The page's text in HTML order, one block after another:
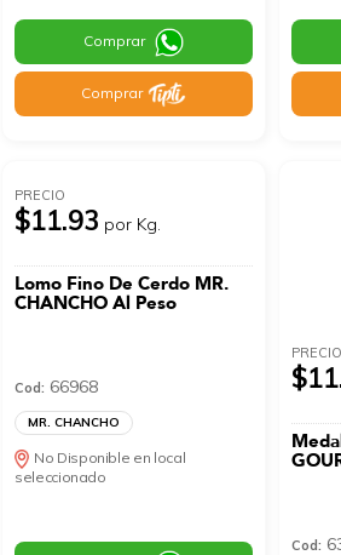
Comprar
Comprar
PRECIO
$11.93 por Kg.
Lomo Fino De Cerdo MR.
CHANCHO Al Peso
Cod: 66968
MR. CHANCHO
No Disponible en local
seleccionado
PRECIO
Cod: